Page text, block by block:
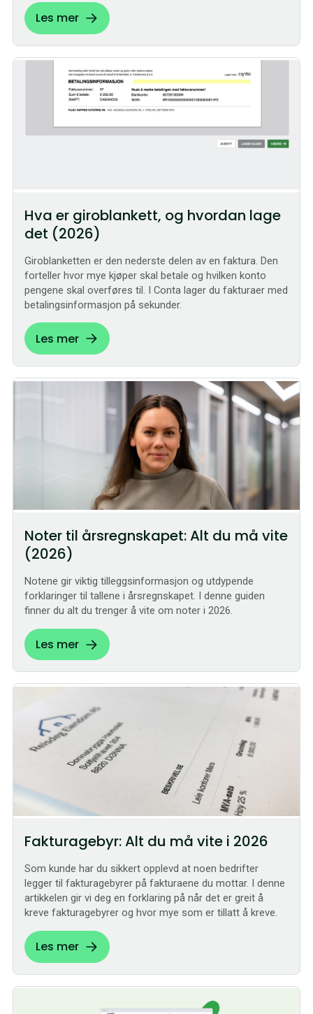
Les mer
Hva er giroblankett, og hvordan lage
det (2026)
Giroblanketten er den nederste delen av en faktura. Den
forteller hvor mye kjøper skal betale og hvilken konto
pengene skal overføres til. I Conta lager du fakturaer med
betalingsinformasjon på sekunder.
Les mer
Noter til årsregnskapet: Alt du må vite
(2026)
Notene gir viktig tilleggsinformasjon og utdypende
forklaringer til tallene i årsregnskapet. I denne guiden
finner du alt du trenger å vite om noter i 2026.
Les mer
Fakturagebyr: Alt du må vite i 2026
Som kunde har du sikkert opplevd at noen bedrifter
legger til fakturagebyrer på fakturaene du mottar. I denne
artikkelen gir vi deg en forklaring på når det er greit å
kreve fakturagebyrer og hvor mye som er tillatt å kreve.
Les mer